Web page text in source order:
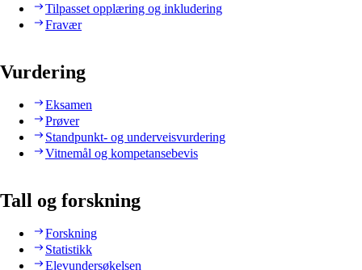
Tilpasset opplæring og inkludering
Fravær
Vurdering
Eksamen
Prøver
Standpunkt- og underveisvurdering
Vitnemål og kompetansebevis
Tall og forskning
Forskning
Statistikk
Elevundersøkelsen